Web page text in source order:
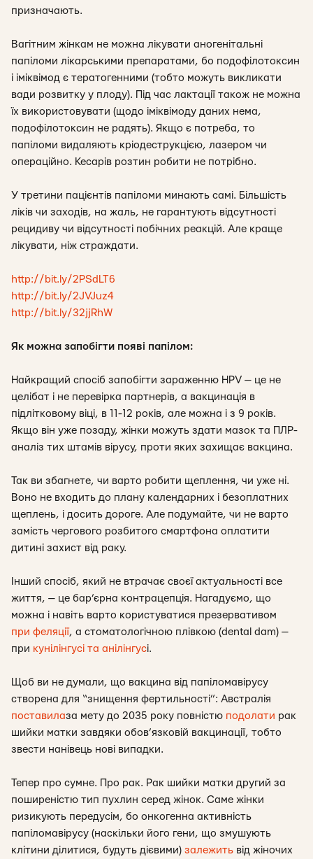
призначають.
Вагітним жінкам не можна лікувати аногенітальні
папіломи лікарськими препаратами, бо подофілотоксин
і іміквімод є тератогенними (тобто можуть викликати
вади розвитку у плоду). Під час лактації також не можна
їх використовувати (щодо іміквімоду даних нема,
подофілотоксин не радять). Якщо є потреба, то
папіломи видаляють кріодеструкцією, лазером чи
операційно. Кесарів розтин робити не потрібно.
У третини пацієнтів папіломи минають самі. Більшість
ліків чи заходів, на жаль, не гарантують відсутності
рецидиву чи відсутності побічних реакцій. Але краще
лікувати, ніж страждати.
http://bit.ly/2PSdLT6
http://bit.ly/2JVJuz4
http://bit.ly/32jjRhW
Як можна запобігти появі папілом:
Найкращий спосіб запобігти зараженню HPV — це не
целібат і не перевірка партнерів, а вакцинація в
підлітковому віці, в 11-12 років, але можна і з 9 років.
Якщо він уже позаду, жінки можуть здати мазок та ПЛР-
аналіз тих штамів вірусу, проти яких захищає вакцина.
Так ви збагнете, чи варто робити щеплення, чи уже ні.
Воно не входить до плану календарних і безоплатних
щеплень, і досить дороге. Але подумайте, чи не варто
замість чергового розбитого смартфона оплатити
дитині захист від раку.
Інший спосіб, який не втрачає своєї актуальності все
життя, — це бар’єрна контрацепція. Нагадуємо, що
можна і навіть варто користуватися презервативом
при феляції, а стоматологічною плівкою (dental dam) —
при кунілінгусі та анілінгусі.
Щоб ви не думали, що вакцина від папіломавірусу
створена для “знищення фертильності”: Австралія
поставилаза мету до 2035 року повністю подолати рак
шийки матки завдяки обов’язковій вакцинації, тобто
звести нанівець нові випадки.
Тепер про сумне. Про рак. Рак шийки матки другий за
поширеністю тип пухлин серед жінок. Саме жінки
ризикують передусім, бо онкогенна активність
папіломавірусу (наскільки його гени, що змушують
клітини ділитися, будуть дієвими) залежить від жіночих